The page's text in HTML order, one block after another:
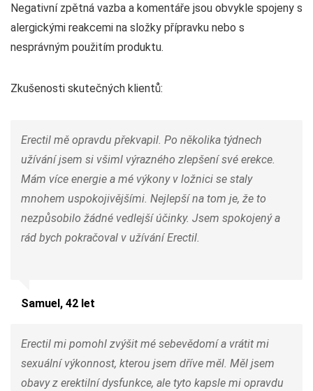
Negativní zpětná vazba a komentáře jsou obvykle spojeny s
alergickými reakcemi na složky přípravku nebo s
nesprávným použitím produktu.
Zkušenosti skutečných klientů:
Erectil mě opravdu překvapil. Po několika týdnech
užívání jsem si všiml výrazného zlepšení své erekce.
Mám více energie a mé výkony v ložnici se staly
mnohem uspokojivějšími. Nejlepší na tom je, že to
nezpůsobilo žádné vedlejší účinky. Jsem spokojený a
rád bych pokračoval v užívání Erectil.
Samuel, 42 let
Erectil mi pomohl zvýšit mé sebevědomí a vrátit mi
sexuální výkonnost, kterou jsem dříve měl. Měl jsem
obavy z erektilní dysfunkce, ale tyto kapsle mi opravdu